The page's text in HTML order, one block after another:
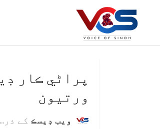
ورتيون
ويب ڊيسڪ کے ذریعہ